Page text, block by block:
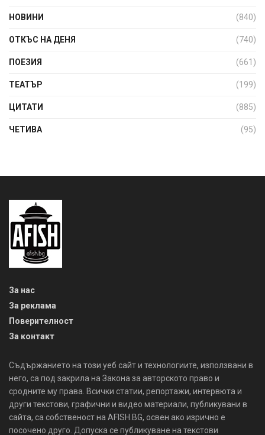
НОВИНИ (840)
ОТКЪС НА ДЕНЯ (740)
ПОЕЗИЯ (661)
ТЕАТЪР (199)
ЦИТАТИ (885)
ЧЕТИВА (95)
За нас
За реклама
Поверителност
За контакт
Съдържанието на този уеб сайт и технологиите, използвани в
него, са под закрила на Закона за авторското право и
сродните му права. Всички статии, репортажи, интервюта и
други текстови, графични и видео материали, публикувани в
сайта, са собственост на AFISH.BG, освен ако изрично е
посочено друго. Допуска се публикуване на текстови